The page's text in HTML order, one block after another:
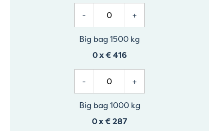
- +
Big bag 1500 kg
0x€ 416
- +
Big bag 1000 kg
0x€ 287